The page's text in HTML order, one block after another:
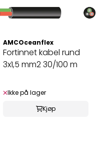
AMCOceanflex
Fortinnet kabel rund
3x1,5 mm2 30/100 m
Ikke på lager
Kjøp